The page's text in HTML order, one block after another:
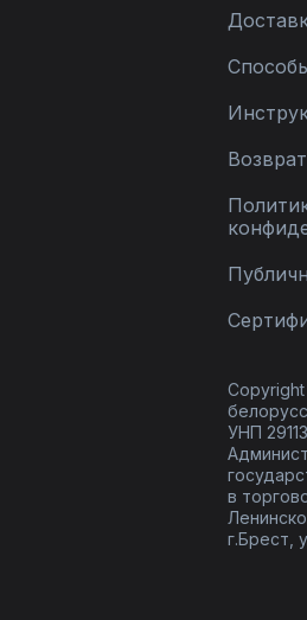
Возврат
УНП
в
г.Брест,